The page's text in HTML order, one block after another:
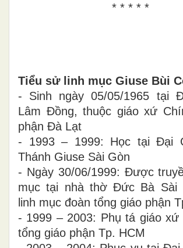
* * * * *
Tiểu sử linh mục Giuse Bùi
- Sinh ngày 05/05/1965 tại
Lâm Đồng,thuộc giáo xứ
phận Đà Lạt
- 1993– 1999: Học tại Đại
Thánh Giuse Sài Gòn
- Ngày 30/06/1999: Được
mục tại nhà thờ Đức Bà Sài
linh mục đoàn tổng giáo phận
- 1999 – 2003: Phụ tá giáo xứ
tổng giáo phận Tp. HCM